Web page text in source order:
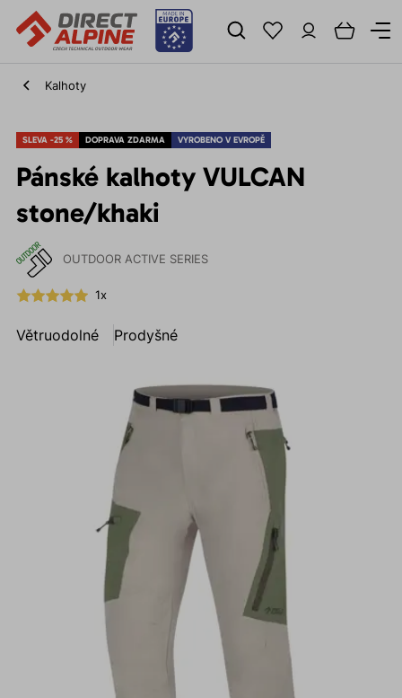
Kalhoty
SLEVA -25 % DOPRAVA ZDARMA VYROBENO V EVROPĚ
Pánské kalhoty VULCAN
stone/khaki
OUTDOOR ACTIVE SERIES
1x
Větruodolné Prodyšné